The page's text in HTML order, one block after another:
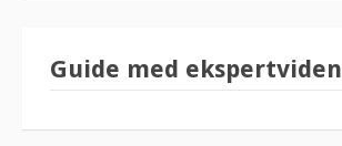
Guide med ekspertviden